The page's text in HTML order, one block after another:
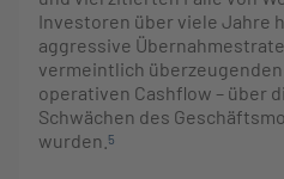
Investoren über viele Jahre
aggressive
vermeintlich
operativen Cashflow – über
Schwächen des
wurden. 5